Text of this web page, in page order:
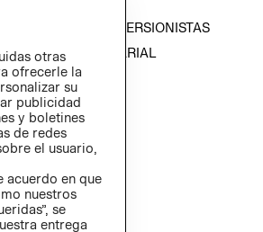
RELACIÓN CON INVERSIONISTAS
POLÍTICA EMPRESARIAL
otras
ofrecerle la
su
publicidad
y boletines
de redes
el usuario,
acuerdo en que
nuestros
se
entrega